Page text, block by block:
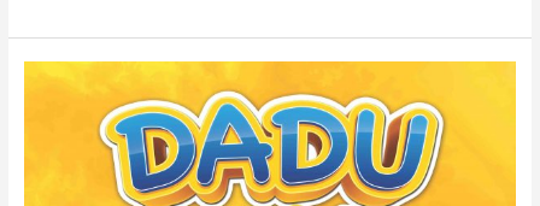
JULET10-